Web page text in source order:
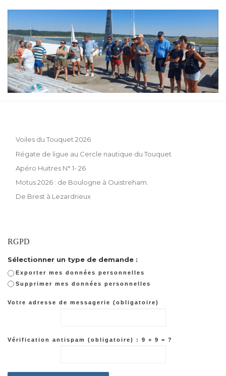
Voiles du Touquet 2026
Régate de ligue au Cercle nautique du Touquet
Apéro Huitres N° 1- 26
Motus 2026 : de Boulogne à Ouistreham.
De Brest à Lezardrieux
RGPD
Sélectionner un type de demande :
Exporter mes données personnelles
Supprimer mes données personnelles
Votre adresse de messagerie (obligatoire)
Vérification antispam (obligatoire) : 9 + 9 = ?